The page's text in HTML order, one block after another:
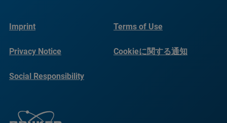
Imprint Terms of Use
Privacy Notice Cookieに関する通知
Social Responsibility